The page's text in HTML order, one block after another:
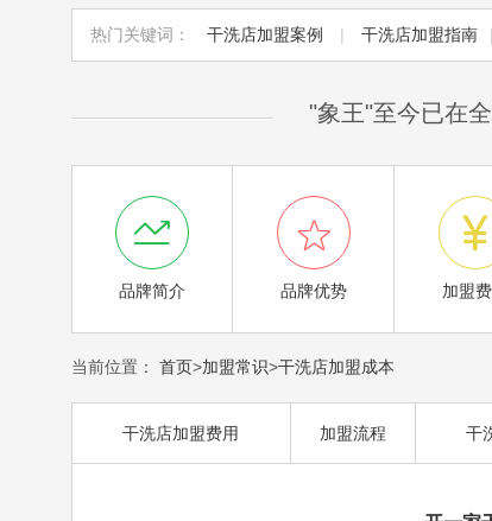
热门关键词： 干洗店加盟案例 | 干洗店加盟指南 |
"象王"至今已在

品牌简介

品牌优势

加盟
当前位置： 首页>加盟常识>干洗店加盟成本
干洗店加盟费用 加盟流程 干